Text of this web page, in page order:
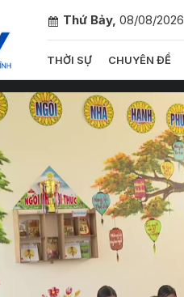
Thứ Bảy, 08/08/2026
THỜI SỰ CHUYÊN ĐỀ